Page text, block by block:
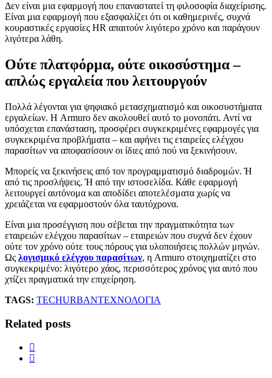
Δεν είναι μια εφαρμογή που επαναστατεί τη φιλοσοφία διαχείρισης.
Είναι μια εφαρμογή που εξασφαλίζει ότι οι καθημερινές, συχνά
κουραστικές εργασίες HR απαιτούν λιγότερο χρόνο και παράγουν
λιγότερα λάθη.
Ούτε πλατφόρμα, ούτε οικοσύστημα –
απλώς εργαλεία που λειτουργούν
Πολλά λέγονται για ψηφιακό μετασχηματισμό και οικοσυστήματα
εργαλείων. Η Armuro δεν ακολουθεί αυτό το μονοπάτι. Αντί να
υπόσχεται επανάσταση, προσφέρει συγκεκριμένες εφαρμογές για
συγκεκριμένα προβλήματα – και αφήνει τις εταιρείες ελέγχου
παρασίτων να αποφασίσουν οι ίδιες από πού να ξεκινήσουν.
Μπορείς να ξεκινήσεις από τον προγραμματισμό διαδρομών. Ή
από τις προσλήψεις. Ή από την ιστοσελίδα. Κάθε εφαρμογή
λειτουργεί αυτόνομα και αποδίδει αποτελέσματα χωρίς να
χρειάζεται να εφαρμοστούν όλα ταυτόχρονα.
Είναι μια προσέγγιση που σέβεται την πραγματικότητα των
εταιρειών ελέγχου παρασίτων – εταιρειών που συχνά δεν έχουν
ούτε τον χρόνο ούτε τους πόρους για υλοποιήσεις πολλών μηνών.
Ως λογισμικό ελέγχου παρασίτων, η Armuro στοιχηματίζει στο
συγκεκριμένο: λιγότερο χάος, περισσότερος χρόνος για αυτό που
χτίζει πραγματικά την επιχείρηση.
TAGS: TECHURBANΤΕΧΝΟΛΟΓΙΑ
Related posts